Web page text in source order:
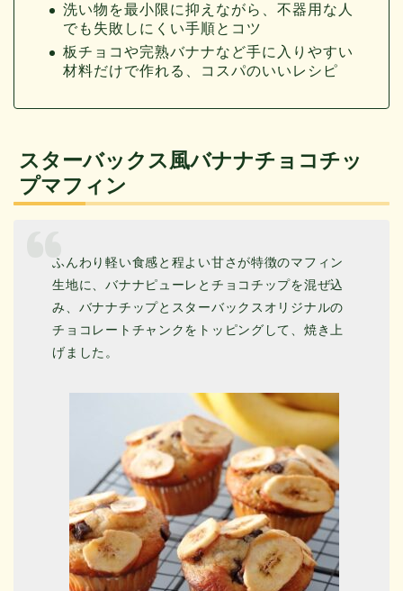
洗い物を最小限に抑えながら、不器用な人
でも失敗しにくい手順とコツ
板チョコや完熟バナナなど手に入りやすい
材料だけで作れる、コスパのいいレシピ
スターバックス風バナナチョコチッ
プマフィン
ふんわり軽い食感と程よい甘さが特徴のマフィン
生地に、バナナピューレとチョコチップを混ぜ込
み、バナナチップとスターバックスオリジナルの
チョコレートチャンクをトッピングして、焼き上
げました。